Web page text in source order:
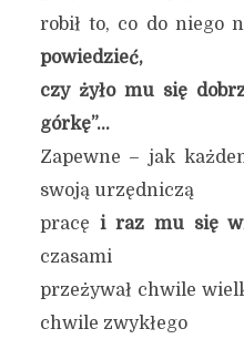
robił to, co do niego
powiedzieć,
czy żyło mu się
górkę”…
Zapewne – jak
swoją urzędniczą
pracę i raz mu się
czasami
przeżywał chwile
chwile zwykłego